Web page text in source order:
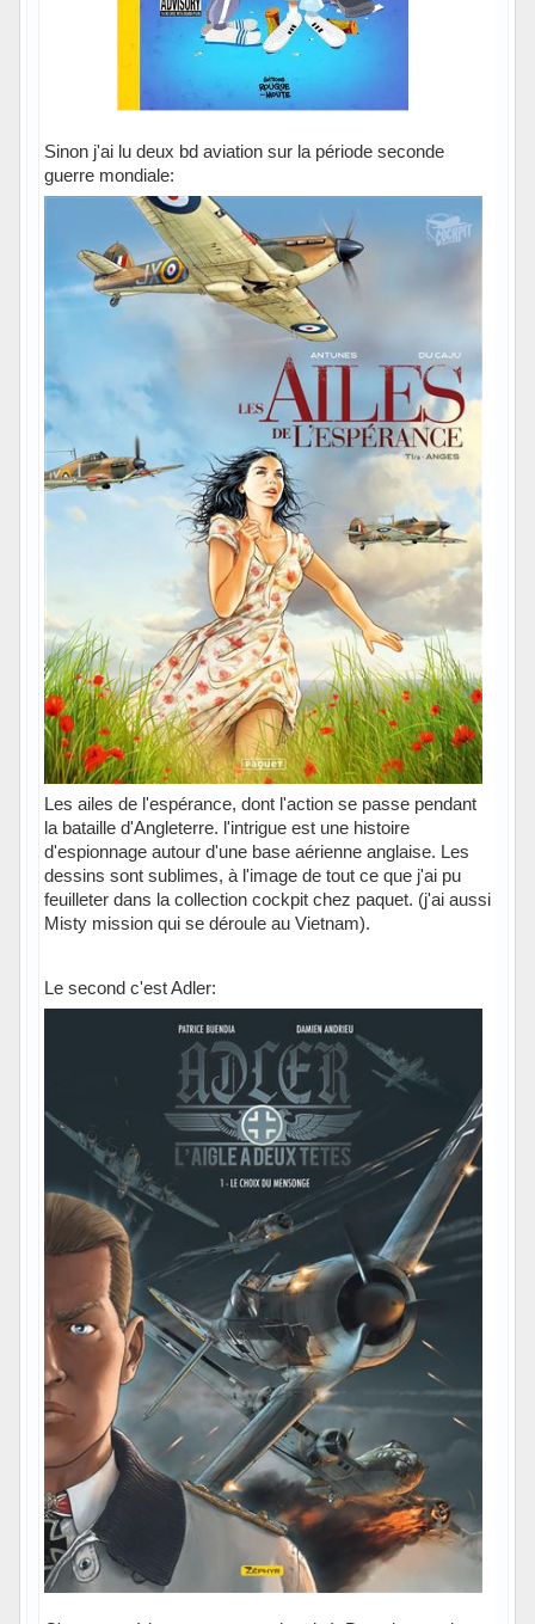
Sinon j'ai lu deux bd aviation sur la période seconde
guerre mondiale:
Les ailes de l'espérance, dont l'action se passe pendant
la bataille d'Angleterre. l'intrigue est une histoire
d'espionnage autour d'une base aérienne anglaise. Les
dessins sont sublimes, à l'image de tout ce que j'ai pu
feuilleter dans la collection cockpit chez paquet. (j'ai aussi
Misty mission qui se déroule au Vietnam).
Le second c'est Adler: